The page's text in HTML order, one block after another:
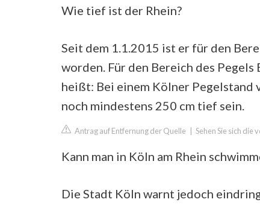
Wie tief ist der Rhein?
Seit dem 1.1.2015 ist er für den
worden. Für den Bereich des
heißt: Bei einem Kölner Pegelstand
noch mindestens 250 cm tief sein.
Antrag auf Entfernung der Quelle Sehen Sie sich die
Kann man in Köln am Rhein
Die Stadt Köln warnt jedoch